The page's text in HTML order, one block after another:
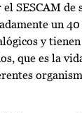
SESCAM de
un
y
que es la